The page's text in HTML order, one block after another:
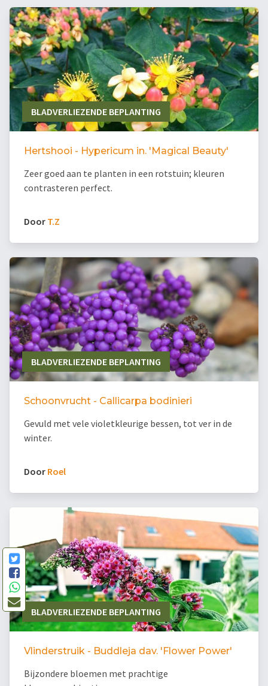
BLADVERLIEZENDE BEPLANTING
Hertshooi - Hypericum in. 'Magical Beauty'
Zeer goed aan te planten in een rotstuin; kleuren
contrasteren perfect.
Door T.Z
BLADVERLIEZENDE BEPLANTING
Schoonvrucht - Callicarpa bodinieri
Gevuld met vele violetkleurige bessen, tot ver in de
winter.
Door Roel
BLADVERLIEZENDE BEPLANTING
Vlinderstruik - Buddleja dav. 'Flower Power'
Bijzondere bloemen met prachtige